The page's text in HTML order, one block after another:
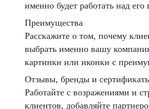
именно будет работать над его
Преимущества
Расскажите о том, почему
выбрать именно вашу
картинки или иконки с
Отзывы, бренды и
Работайте с возражениями и
клиентов, добавляйте